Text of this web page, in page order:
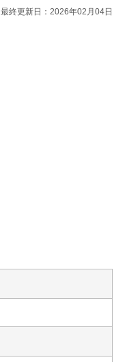
最終更新日：2026年02月04日